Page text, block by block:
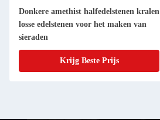
Donkere amethist halfedelstenen kralen
losse edelstenen voor het maken van
sieraden
Krijg Beste Prijs